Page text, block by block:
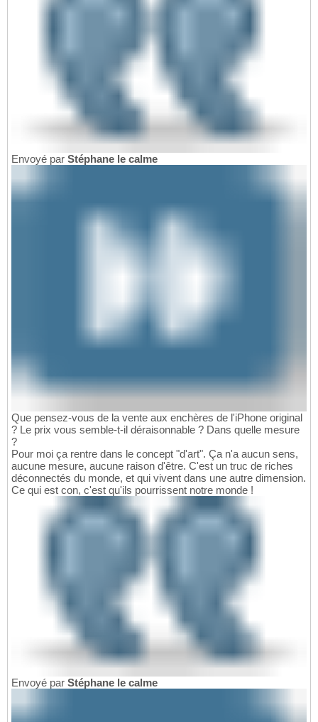
Envoyé par Stéphane le calme
Que pensez-vous de la vente aux enchères de l'iPhone original
? Le prix vous semble-t-il déraisonnable ? Dans quelle mesure
?
Pour moi ça rentre dans le concept "d'art". Ça n'a aucun sens,
aucune mesure, aucune raison d'être. C'est un truc de riches
déconnectés du monde, et qui vivent dans une autre dimension.
Ce qui est con, c'est qu'ils pourrissent notre monde !
Envoyé par Stéphane le calme